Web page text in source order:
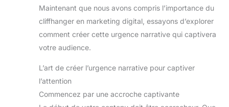
Maintenant que nous avons compris l’importance du
cliffhanger en marketing digital, essayons d’explorer
comment créer cette urgence narrative qui captivera
votre audience.
L’art de créer l’urgence narrative pour captiver
l’attention
Commencez par une accroche captivante